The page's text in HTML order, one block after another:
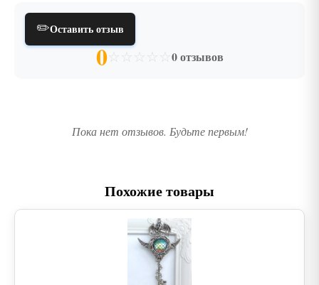
✏️Оставить отзыв
0☆ ☆ ☆ ☆ ☆ 0 отзывов
Пока нет отзывов. Будьте первым!
Похожие товары